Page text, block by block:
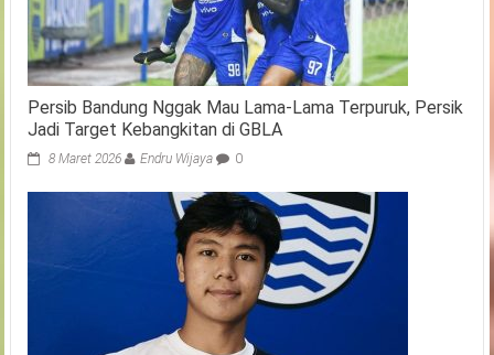
Persib Bandung Nggak Mau Lama-Lama Terpuruk, Persik
Jadi Target Kebangkitan di GBLA
8 Maret 2026 Endru Wijaya 0